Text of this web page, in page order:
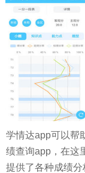
学情达app可以帮
绩查询app，在这
提供了各种成绩